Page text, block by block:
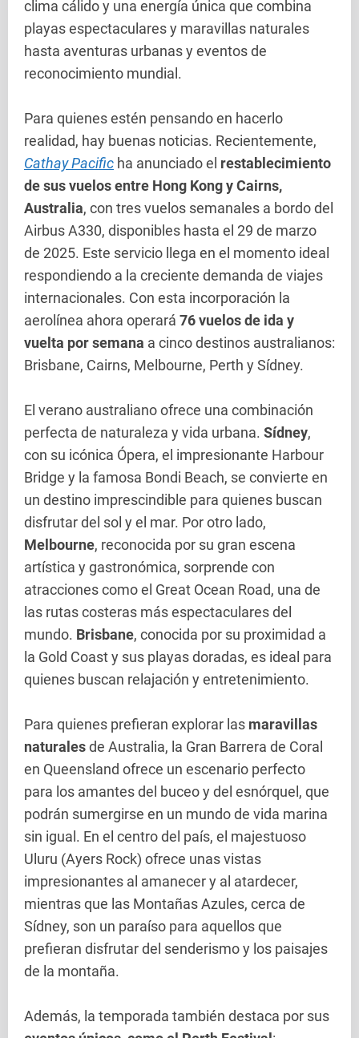
clima cálido y una energía única que combina
playas espectaculares y maravillas naturales
hasta aventuras urbanas y eventos de
reconocimiento mundial.
Para quienes estén pensando en hacerlo
realidad, hay buenas noticias. Recientemente,
Cathay Pacific ha anunciado el restablecimiento
de sus vuelos entre Hong Kong y Cairns,
Australia, con tres vuelos semanales a bordo del
Airbus A330, disponibles hasta el 29 de marzo
de 2025. Este servicio llega en el momento ideal
respondiendo a la creciente demanda de viajes
internacionales. Con esta incorporación la
aerolínea ahora operará 76 vuelos de ida y
vuelta por semana a cinco destinos australianos:
Brisbane, Cairns, Melbourne, Perth y Sídney.
El verano australiano ofrece una combinación
perfecta de naturaleza y vida urbana. Sídney,
con su icónica Ópera, el impresionante Harbour
Bridge y la famosa Bondi Beach, se convierte en
un destino imprescindible para quienes buscan
disfrutar del sol y el mar. Por otro lado,
Melbourne, reconocida por su gran escena
artística y gastronómica, sorprende con
atracciones como el Great Ocean Road, una de
las rutas costeras más espectaculares del
mundo. Brisbane, conocida por su proximidad a
la Gold Coast y sus playas doradas, es ideal para
quienes buscan relajación y entretenimiento.
Para quienes prefieran explorar las maravillas
naturalesde Australia, la Gran Barrera de Coral
en Queensland ofrece un escenario perfecto
para los amantes del buceo y del esnórquel, que
podrán sumergirse en un mundo de vida marina
sin igual. En el centro del país, el majestuoso
Uluru (Ayers Rock) ofrece unas vistas
impresionantes al amanecer y al atardecer,
mientras que las Montañas Azules, cerca de
Sídney, son un paraíso para aquellos que
prefieran disfrutar del senderismo y los paisajes
de la montaña.
Además, la temporada también destaca por sus